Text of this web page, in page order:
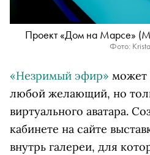
Проект «Дом на Марсе»
Фото:
«Незримый эфир» может
любой желающий, но
виртуального аватара.
кабинете на сайте
внутрь галереи, для